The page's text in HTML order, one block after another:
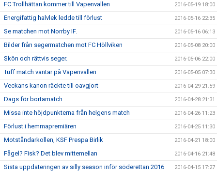
FC Trollhättan kommer till Vapenvallen 2016-05-19 18:00
Energifattig halvlek ledde till förlust 2016-05-16 22:35
Se matchen mot Norrby IF. 2016-05-16 06:13
Bilder från segermatchen mot FC Höllviken 2016-05-08 20:00
Skön och rättvis seger. 2016-05-06 22:00
Tuff match väntar på Vapenvallen 2016-05-05 07:30
Veckans kanon räckte till oavgjort 2016-04-29 21:59
Dags för bortamatch 2016-04-28 21:31
Missa inte höjdpunkterna från helgens match 2016-04-26 11:23
Förlust i hemmapremiären 2016-04-25 11:30
Motståndarkollen, KSF Prespa Birlik 2016-04-21 18:00
Fågel? Fisk? Det blev mittemellan 2016-04-16 21:48
Sista uppdateringen av silly season inför söderettan 2016 2016-04-15 17:27